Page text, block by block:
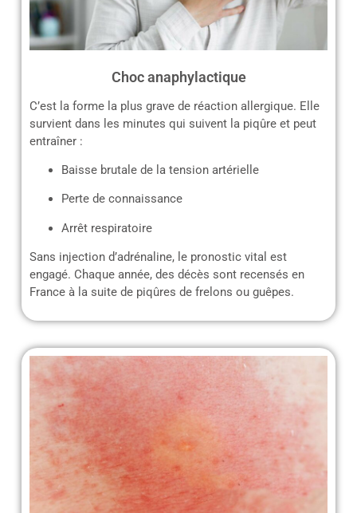
Choc anaphylactique
C’est la forme la plus grave de réaction allergique. Elle
survient dans les minutes qui suivent la piqûre et peut
entraîner :
Baisse brutale de la tension artérielle
Perte de connaissance
Arrêt respiratoire
Sans injection d’adrénaline, le pronostic vital est
engagé. Chaque année, des décès sont recensés en
France à la suite de piqûres de frelons ou guêpes.